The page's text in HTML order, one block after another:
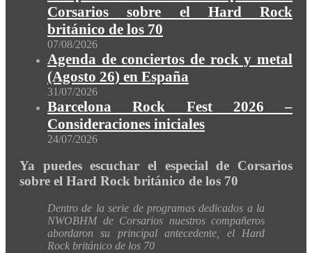
Corsarios sobre el Hard Rock
británico de los 70
07/08/2026
Agenda de conciertos de rock y metal
(Agosto 26) en España
31/07/2026
Barcelona Rock Fest 2026 –
Consideraciones iniciales
24/07/2026
Ya puedes escuchar el especial de Corsarios
sobre el Hard Rock británico de los 70
Dentro de la serie de programas dedicados a la
NWOBHM de Corsarios nuestros compañeros
abordaron su principal antecedente, el Hard
Rock británico de los 70